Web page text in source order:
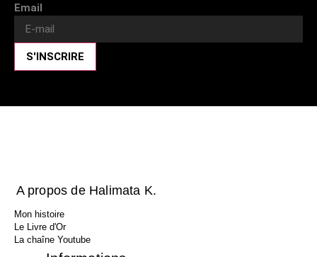
Email
S'INSCRIRE
A propos de Halimata K.
Mon histoire
Le Livre d'Or
La chaîne Youtube